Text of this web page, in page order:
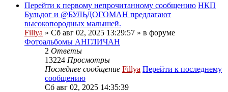
Перейти к первому непрочитанному сообщению НКП
Бульдог и @БУЛЬДОГОМАН предлагают
высокопородных малышей.
Fillya » Сб авг 02, 2025 13:29:57 » в форуме
Фотоальбомы АНГЛИЧАН
2 Ответы
13224 Просмотры
Последнее сообщение Fillya Перейти к последнему
сообщению
Сб авг 02, 2025 14:35:39